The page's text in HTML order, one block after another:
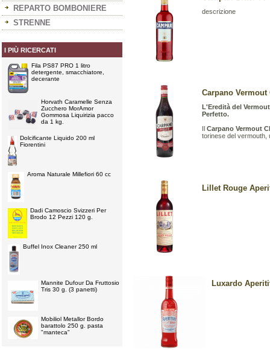
REPARTO BOMBONIERE
STRENNE
I PIÙ RICERCATI
Fila PS87 PRO 1 litro
detergente, smacchiatore,
decerante
Horvath Caramelle Senza
Zucchero MorAmor
Gommosa Liquirizia pacco
da 1 kg.
Dolcificante Liquido 200 ml
Fiorentini
Aroma Naturale Millefiori 60 cc
Dadi Camoscio Svizzeri Per
Brodo 12 Pezzi 120 g.
Buffel Inox Cleaner 250 ml
Mannite Dufour Da Fruttosio
Tris 30 g. (3 panetti)
Mobiliol Metallor Bordo
barattolo 250 g. pasta
"manteca"
descrizione
Carpano
L'Eredità del
Perfetto.
Il Carpano Vermout
torinese del vermouth,
Lillet Rouge
Luxardo